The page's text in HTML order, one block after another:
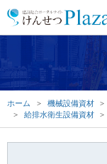
ホーム 機械設備資材
給排水衛生設備資材